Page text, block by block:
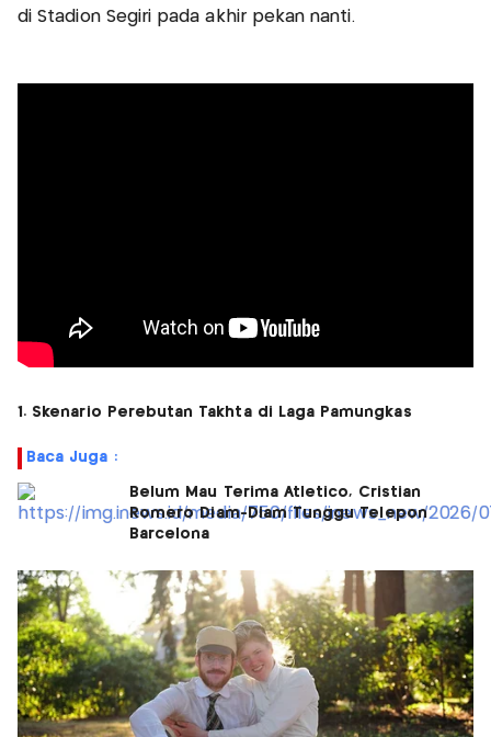
di Stadion Segiri pada akhir pekan nanti.
1. Skenario Perebutan Takhta di Laga Pamungkas
Baca Juga :
Belum Mau Terima Atletico, Cristian
Romero Diam-Diam Tunggu Telepon
Barcelona